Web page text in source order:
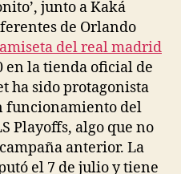
junto a Kaká
de Orlando
del real madrid
en la tienda oficial de
ha sido protagonista
funcionamiento del
Playoffs, algo que no
anterior. La
el 7 de julio y tiene